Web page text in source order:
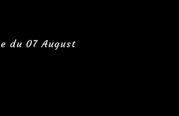
du 07 August